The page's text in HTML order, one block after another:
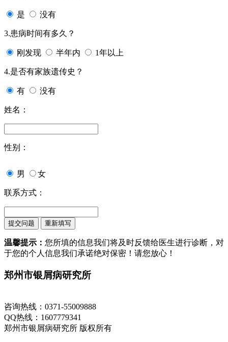
是 没有
3.患病时间有多久？
刚发现 半年内 1年以上
4.是否有家族遗传史？
有 没有
姓名：
性别：
男 女
联系方式：
温馨提示： 您所填的信息我们将及时反馈给医生进行诊断，对
于您的个人信息我们承诺绝对保密！请您放心！
郑州市银屑病研究所
咨询热线：0371-55009888
QQ热线：1607779341
郑州市银屑病研究所 版权所有